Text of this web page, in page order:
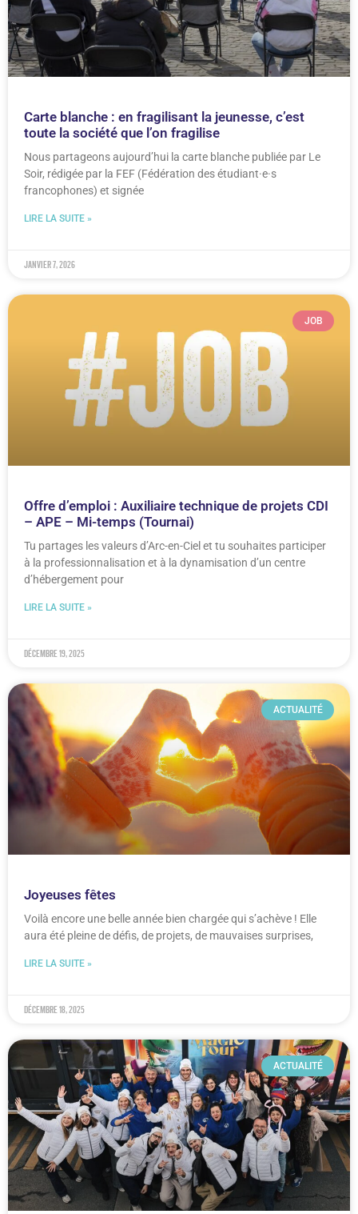
Carte blanche : en fragilisant la jeunesse, c’est
toute la société que l’on fragilise
Nous partageons aujourd’hui la carte blanche publiée par Le
Soir, rédigée par la FEF (Fédération des étudiant·e·s
francophones) et signée
LIRE LA SUITE »
janvier 7, 2026
JOB
Offre d’emploi : Auxiliaire technique de projets CDI
– APE – Mi-temps (Tournai)
Tu partages les valeurs d’Arc-en-Ciel et tu souhaites participer
à la professionnalisation et à la dynamisation d’un centre
d’hébergement pour
LIRE LA SUITE »
décembre 19, 2025
ACTUALITÉ
Joyeuses fêtes
Voilà encore une belle année bien chargée qui s’achève ! Elle
aura été pleine de défis, de projets, de mauvaises surprises,
LIRE LA SUITE »
décembre 18, 2025
ACTUALITÉ